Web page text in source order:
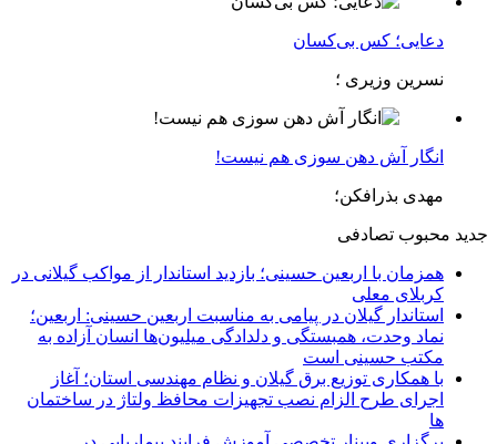
دعایی؛ کس بی‌کسان
نسرین وزیری ؛
انگار آش دهن سوزی هم نیست!
مهدی بذرافکن؛
جدید محبوب تصادفی
همزمان با اربعین حسینی؛ بازدید استاندار از مواکب گیلانی در
کربلای معلی
استاندار گیلان در پیامی به مناسبت اربعین حسینی: اربعین؛
نماد وحدت، همبستگی و دلدادگی میلیون‌ها انسان آزاده به
مکتب حسینی است
با همکاری توزیع برق گیلان و نظام مهندسی استان؛ آغاز
اجرای طرح الزام نصب تجهیزات محافظ ولتاژ در ساختمان
ها